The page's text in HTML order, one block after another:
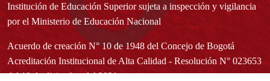
Institución de Educación Superior sujeta a inspección y vigilancia
por el Ministerio de Educación Nacional
Acuerdo de creación N° 10 de 1948 del Concejo de Bogotá
Acreditación Institucional de Alta Calidad - Resolución N° 023653
del 10 de diciembre del 2021